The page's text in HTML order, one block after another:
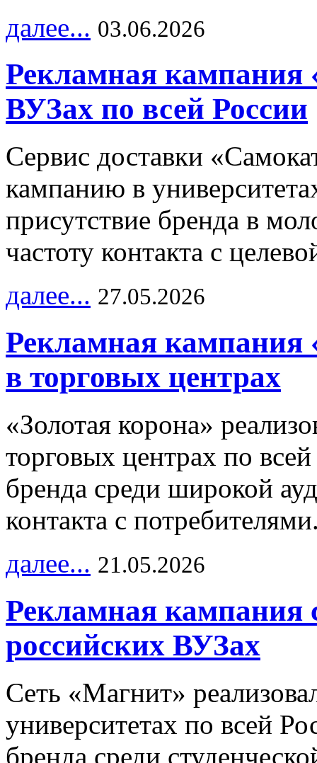
далее... 03.06.2026
Рекламная кампания
ВУЗах по всей России
Сервис доставки
кампанию в
присутствие бренда в
частоту контакта с
далее... 27.05.2026
Рекламная кампания
в торговых центрах
«Золотая корона»
торговых центрах по
бренда среди широкой
контакта с
далее... 21.05.2026
Рекламная кампания
российских ВУЗах
Сеть «Магнит»
университетах по всей
бренда среди